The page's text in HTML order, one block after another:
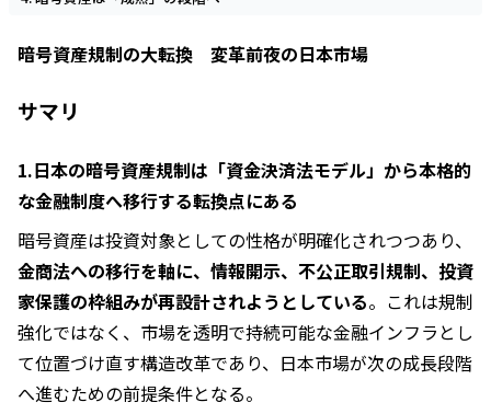
暗号資産規制の大転換 変革前夜の日本市場
サマリ
1.日本の暗号資産規制は「資金決済法モデル」から本格的
な金融制度へ移行する転換点にある
暗号資産は投資対象としての性格が明確化されつつあり、
金商法への移行を軸に、情報開示、不公正取引規制、投資
家保護の枠組みが再設計されようとしている。これは規制
強化ではなく、市場を透明で持続可能な金融インフラとし
て位置づけ直す構造改革であり、日本市場が次の成長段階
へ進むための前提条件となる。